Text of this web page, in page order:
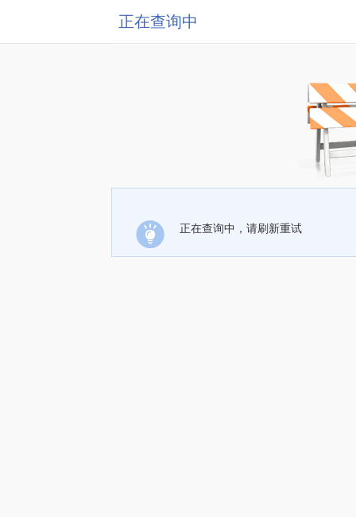
正在查询中
正在查询中，请刷新重试